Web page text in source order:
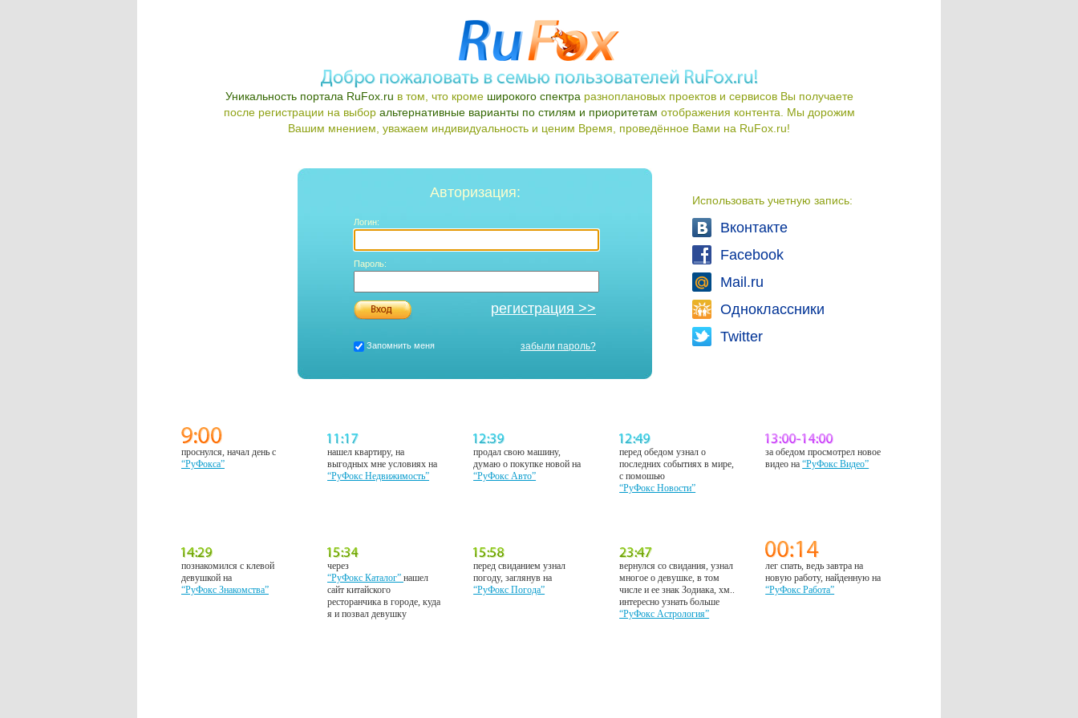
Уникальность портала RuFox.ru в том, что кроме широкого спектра разноплановых проектов и сервисов Вы получаете
после регистрации на выбор альтернативные варианты по стилям и приоритетам отображения контента. Мы дорожим
Вашим мнением, уважаем индивидуальность и ценим Время, проведённое Вами на RuFox.ru!
Использовать учетную запись:
Вконтакте
Facebook
Mail.ru
Одноклассники
Twitter
Авторизация:
Логин:
Пароль:
регистрация >>
Запомнить меня забыли пароль?
проснулся, начал день с
“РуФокса”
нашел квартиру, на
выгодных мне условиях на
“РуФокс Недвижимость”
продал свою машину,
думаю о покупке новой на
“РуФокс Авто”
перед обедом узнал о
последних событиях в мире,
с помошью
“РуФокс Новости”
за обедом просмотрел новое
видео на“РуФокс Видео”
познакомился с клевой
девушкой на
“РуФокс Знакомства”
через
“РуФокс Каталог”нашел
сайт китайского
ресторанчика в городе, куда
я и позвал девушку
перед свиданием узнал
погоду, заглянув на
“РуФокс Погода”
вернулся со свидания, узнал
многое о девушке, в том
числе и ее знак Зодиака, хм..
интересно узнать больше
“РуФокс Астрология”
лег спать, ведь завтра на
новую работу, найденную на
“РуФокс Работа”